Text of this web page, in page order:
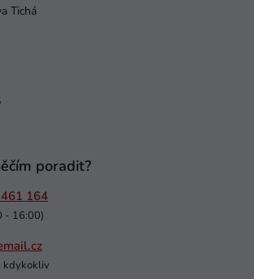
Tichá
poradit?
164
- 16:00)
kdykokliv